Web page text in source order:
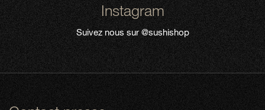
Instagram
Suivez nous sur@sushishop